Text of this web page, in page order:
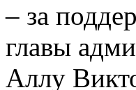
– за
главы
Аллу